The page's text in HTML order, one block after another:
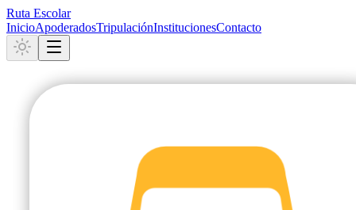
Ruta Escolar
InicioApoderadosTripulaciónInstitucionesContacto